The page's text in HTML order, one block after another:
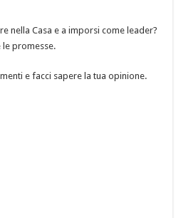
nella Casa e a imporsi come leader?
promesse.
e facci sapere la tua opinione.